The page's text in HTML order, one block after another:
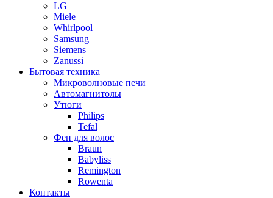
LG
Miele
Whirlpool
Samsung
Siemens
Zanussi
Бытовая техника
Микроволновые печи
Автомагнитолы
Утюги
Philips
Tefal
Фен для волос
Braun
Babyliss
Remington
Rowenta
Контакты